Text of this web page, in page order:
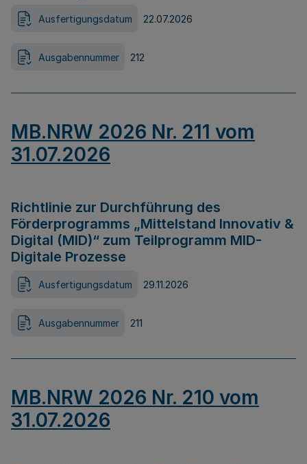
Ausfertigungsdatum 22.07.2026
Ausgabennummer 212
MB.NRW 2026 Nr. 211 vom
31.07.2026
Richtlinie zur Durchführung des
Förderprogramms „Mittelstand Innovativ &
Digital (MID)“ zum Teilprogramm MID-
Digitale Prozesse
Ausfertigungsdatum 29.11.2026
Ausgabennummer 211
MB.NRW 2026 Nr. 210 vom
31.07.2026